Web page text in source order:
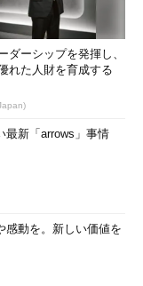
ダーシップを発揮し、
れた人財を育成する
最新「arrows」事情
感動を。新しい価値を